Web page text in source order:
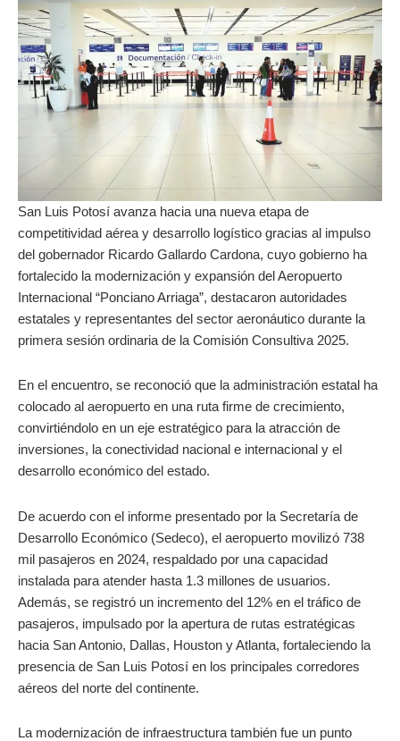
San Luis Potosí avanza hacia una nueva etapa de
competitividad aérea y desarrollo logístico gracias al impulso
del gobernador Ricardo Gallardo Cardona, cuyo gobierno ha
fortalecido la modernización y expansión del Aeropuerto
Internacional “Ponciano Arriaga”, destacaron autoridades
estatales y representantes del sector aeronáutico durante la
primera sesión ordinaria de la Comisión Consultiva 2025.
En el encuentro, se reconoció que la administración estatal ha
colocado al aeropuerto en una ruta firme de crecimiento,
convirtiéndolo en un eje estratégico para la atracción de
inversiones, la conectividad nacional e internacional y el
desarrollo económico del estado.
De acuerdo con el informe presentado por la Secretaría de
Desarrollo Económico (Sedeco), el aeropuerto movilizó 738
mil pasajeros en 2024, respaldado por una capacidad
instalada para atender hasta 1.3 millones de usuarios.
Además, se registró un incremento del 12% en el tráfico de
pasajeros, impulsado por la apertura de rutas estratégicas
hacia San Antonio, Dallas, Houston y Atlanta, fortaleciendo la
presencia de San Luis Potosí en los principales corredores
aéreos del norte del continente.
La modernización de infraestructura también fue un punto